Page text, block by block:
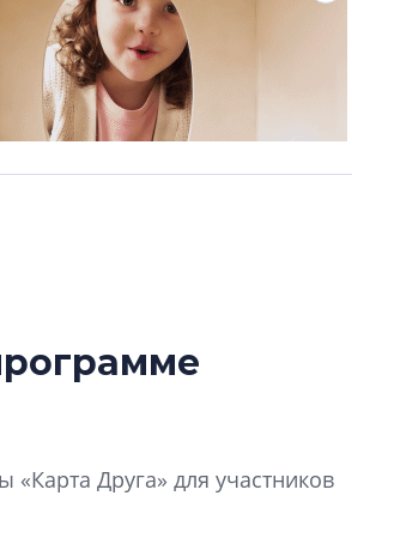
Друга» для участников
эпохи фальш-панелей